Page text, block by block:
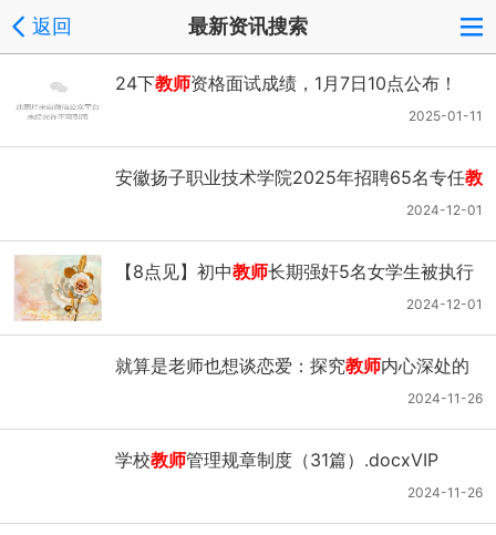
返回 最新资讯搜索
24下教师资格面试成绩，1月7日10点公布！
2025-01-11
安徽扬子职业技术学院2025年招聘65名专任教
2024-12-01
【8点见】初中教师长期强奸5名女学生被执行
2024-12-01
就算是老师也想谈恋爱：探究教师内心深处的
2024-11-26
学校教师管理规章制度（31篇）.docxVIP
2024-11-26